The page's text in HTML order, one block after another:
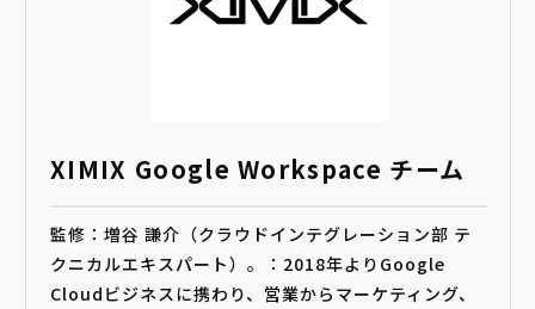
XIMIX Google Workspace チーム
監修：増谷 謙介（クラウドインテグレーション部 テ
クニカルエキスパート）。：2018年よりGoogle
Cloudビジネスに携わり、営業からマーケティング、